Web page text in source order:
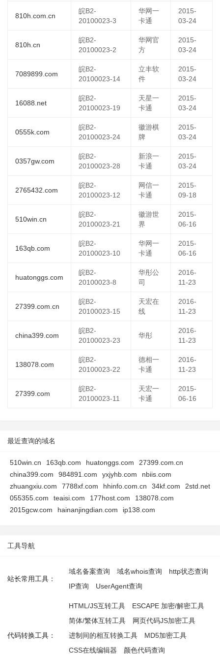
810h.com.cn
皖B2-
20100023-3
华网一
卡通
2015-
03-24
810h.cn
皖B2-
20100023-2
华网官
方
2015-
03-24
7089899.com
皖B2-
20100023-14
立丰软
件
2015-
03-24
16088.net
皖B2-
20100023-19
天星一
卡通
2015-
03-24
0555k.com
皖B2-
20100023-24
徽游棋
牌
2015-
03-24
0357gw.com
皖B2-
20100023-28
新浪一
卡通
2015-
03-24
2765432.com
皖B2-
20100023-12
网信一
卡通
2015-
09-18
510win.cn
皖B2-
20100023-21
徽游世
界
2015-
06-16
163qb.com
皖B2-
20100023-10
华网一
卡通
2015-
06-16
huatonggs.com
皖B2-
20100023-8
华彤公
司
2016-
11-23
27399.com.cn
皖B2-
20100023-15
天宏在
线
2016-
11-23
china399.com
皖B2-
20100023-23
华彤
2016-
11-23
138078.com
皖B2-
20100023-22
德相一
卡通
2016-
11-23
27399.com
皖B2-
20100023-11
天宏一
卡通
2015-
06-16
最近查询的域名
510win.cn 163qb.com huatonggs.com
27399.com.cn
china399.com
984891.com yxjyhb.com
nbiis.com
zhuangxiu.com
7788xf.com hhinfo.com.cn 34kf.com
2std.net
055355.com
teaisi.com 177host.com
138078.com
2015gcw.com
hainanjingdian.com ip138.com
工具导航
站长常用工具：
域名备案查询 域名whois查询
http状态查询
IP查询
UserAgent查询
代码转换工具：
HTML/JS互转工具
ESCAPE 加密/解密工具
简体/繁体互转工具
网页代码JS加密工具
进制间的相互转换工具
MD5加密工具
CSS在线编辑器
颜色代码查询